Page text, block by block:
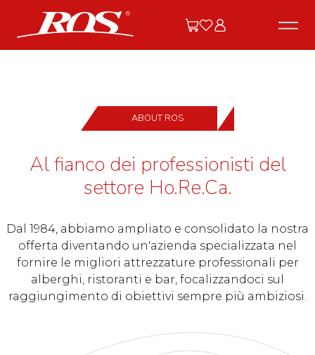
ABOUT ROS
Al fianco dei professionisti del
settore Ho.Re.Ca.
Dal 1984, abbiamo ampliato e consolidato la nostra
offerta diventando un'azienda specializzata nel
fornire le migliori attrezzature professionali per
alberghi, ristoranti e bar, focalizzandoci sul
raggiungimento di obiettivi sempre più ambiziosi.